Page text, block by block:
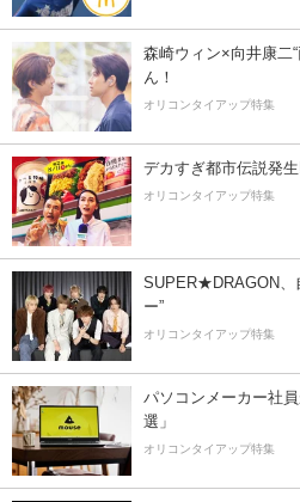
森崎ウィン×向井康二
ん！
オリコンタイアップ特集
デカすぎ都市伝説発
オリコンタイアップ特集
SUPER★DRAGON、
ー”
オリコンタイアップ特集
パソコンメーカー社
選」
オリコンタイアップ特集